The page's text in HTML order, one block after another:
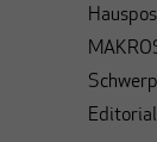
Editorial